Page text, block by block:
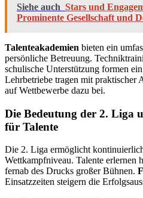
Siehe auch Stars und
Prominente Gesellschaft und
Talenteakademien bieten ein
persönliche Betreuung.
schulische Unterstützung formen
Lehrbetriebe tragen mit praktischer
auf Wettbewerbe dazu bei.
Die Bedeutung der 2. Liga
für Talente
Die 2. Liga ermöglicht
Wettkampfniveau. Talente erlernen
fernab des Drucks großer Bühnen.
Einsatzzeiten steigern die